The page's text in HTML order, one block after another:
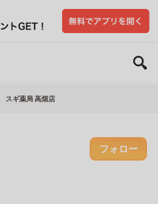
スギ薬局 高畑店
フォロー